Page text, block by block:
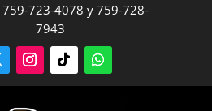
723-4078 y 759-728-
7943